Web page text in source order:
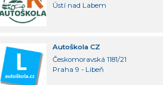
Ústí nad Labem
Autoškola CZ
Českomoravská 1181/21
Praha 9 - Libeň